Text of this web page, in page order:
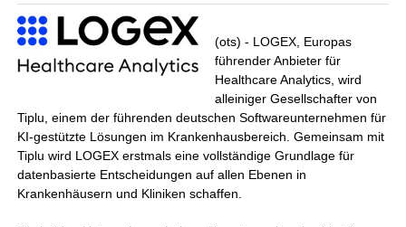
(ots) - LOGEX, Europas
führender Anbieter für
Healthcare Analytics, wird
alleiniger Gesellschafter von
Tiplu, einem der führenden deutschen Softwareunternehmen für
KI-gestützte Lösungen im Krankenhausbereich. Gemeinsam mit
Tiplu wird LOGEX erstmals eine vollständige Grundlage für
datenbasierte Entscheidungen auf allen Ebenen in
Krankenhäusern und Kliniken schaffen.